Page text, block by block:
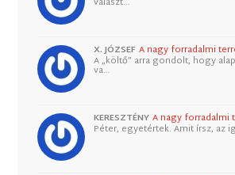
X. JÓZSEF A nagy forradalmi
A „költő” arra gondolt, hogy
va…
KERESZTÉNY A nagy forradalmi
Péter, egyetértek. Amit írsz, az